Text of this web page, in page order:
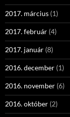
2017. március (1)
2017. február (4)
2017. január (8)
2016. december (1)
2016. november (6)
2016. október (2)